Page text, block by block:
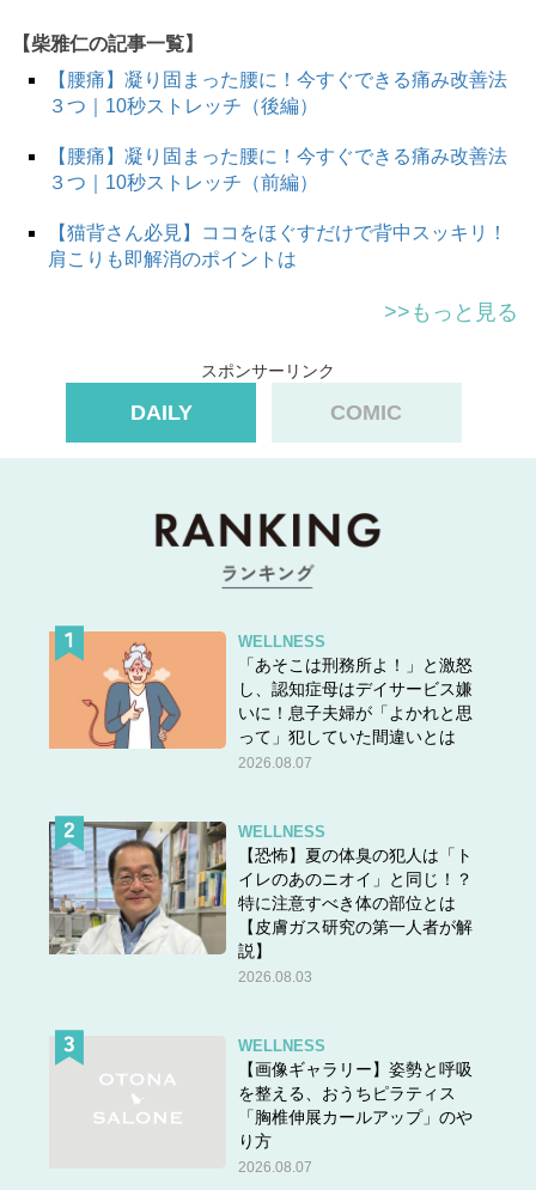
【柴雅仁の記事一覧】
【腰痛】凝り固まった腰に！今すぐできる痛み改善法
３つ｜10秒ストレッチ（後編）
【腰痛】凝り固まった腰に！今すぐできる痛み改善法
３つ｜10秒ストレッチ（前編）
【猫背さん必見】ココをほぐすだけで背中スッキリ！
肩こりも即解消のポイントは
>>もっと見る
スポンサーリンク
DAILY COMIC
WELLNESS
「あそこは刑務所よ！」と激怒
し、認知症母はデイサービス嫌
いに！息子夫婦が「よかれと思
って」犯していた間違いとは
2026.08.07
WELLNESS
【恐怖】夏の体臭の犯人は「ト
イレのあのニオイ」と同じ！？
特に注意すべき体の部位とは
【皮膚ガス研究の第一人者が解
説】
2026.08.03
WELLNESS
【画像ギャラリー】姿勢と呼吸
を整える、おうちピラティス
「胸椎伸展カールアップ」のや
り方
2026.08.07